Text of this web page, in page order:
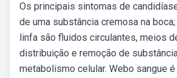
Os principais sintomas de
de uma substância cremosa na
linfa são fluidos circulantes, meios
distribuição e remoção de
metabolismo celular. Webo sangue